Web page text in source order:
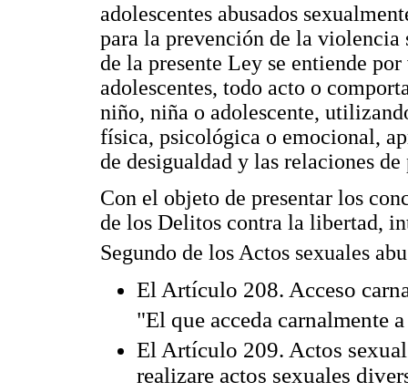
adolescentes abusados
para la prevención de la
de la presente Ley se entiende
adolescentes, todo acto o
niño, niña o adolescente,
física, psicológica o emocional,
de desigualdad y las relaciones
Con el objeto de presentar los
de los Delitos contra la libertad,
Segundo de los Actos sexuales
El Artículo 208. Acceso
"El que acceda carnalmente
El Artículo 209. Actos
realizare actos sexuales